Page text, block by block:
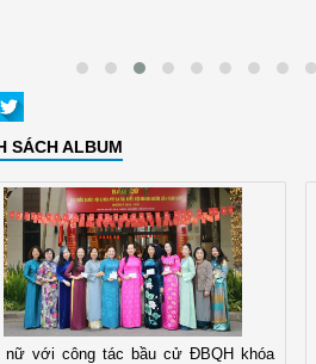
SÁCH ALBUM
nữ với công tác bầu cử ĐBQH khóa